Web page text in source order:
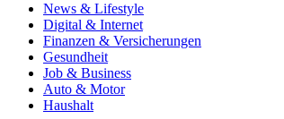
News & Lifestyle
Digital & Internet
Finanzen & Versicherungen
Gesundheit
Job & Business
Auto & Motor
Haushalt